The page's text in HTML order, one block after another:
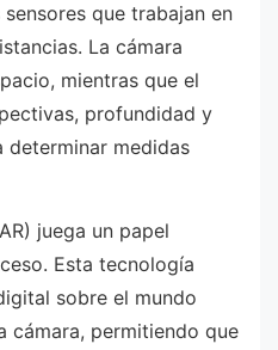
que trabajan en
La cámara
mientras que el
profundidad y
determinar medidas
juega un papel
Esta tecnología
sobre el mundo
cámara, permitiendo que